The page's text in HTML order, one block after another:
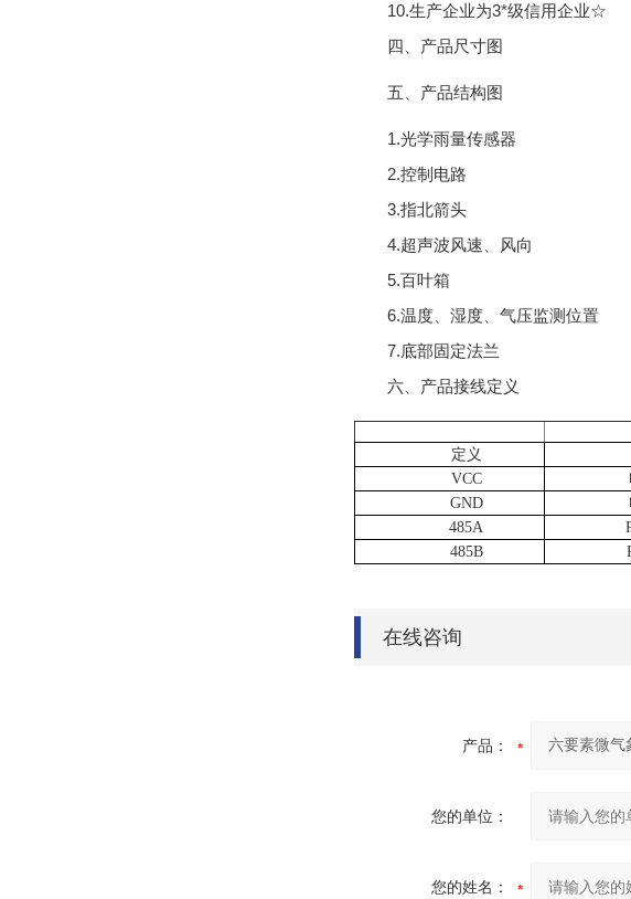
10.生产企业为3*级信用企业☆
四、产品尺寸图
五、产品结构图
1.光学雨量传感器
2.控制电路
3.指北箭头
4.超声波风速、风向
5.百叶箱
6.温度、湿度、气压监测位置
7.底部固定法兰
六、产品接线定义
定义
VCC
GND
485A
485B
在线咨询
产品：
您的单位：
您的姓名：